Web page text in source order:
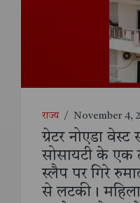
राज्य / November 4,
ग्रेटर नोएडा वेस्ट
सोसायटी के एक
स्लैप पर गिरे
से लटकी।